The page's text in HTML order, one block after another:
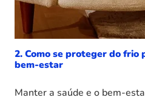
2. Como se proteger do frio
bem-estar
Manter a saúde e o bem-